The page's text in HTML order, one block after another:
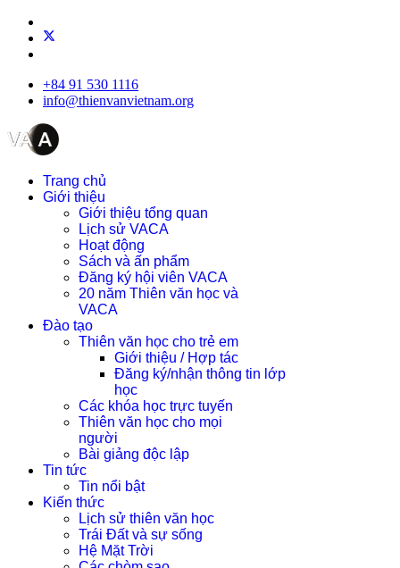
+84 91 530 1116
info@thienvanvietnam.org
Trang chủ
Giới thiệu
Giới thiệu tổng quan
Lịch sử VACA
Hoạt động
Sách và ấn phẩm
Đăng ký hội viên VACA
20 năm Thiên văn học và
VACA
Đào tạo
Thiên văn học cho trẻ em
Giới thiệu / Hợp tác
Đăng ký/nhận thông tin lớp
học
Các khóa học trực tuyến
Thiên văn học cho mọi
người
Bài giảng độc lập
Tin tức
Tin nổi bật
Kiến thức
Lịch sử thiên văn học
Trái Đất và sự sống
Hệ Mặt Trời